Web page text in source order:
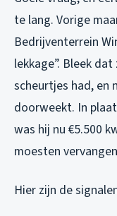
te lang. Vorige
Bedrijventerrein
lekkage”. Bleek
scheurtjes had, en
doorweekt. In
was hij nu €5.500
moesten
Hier zijn de